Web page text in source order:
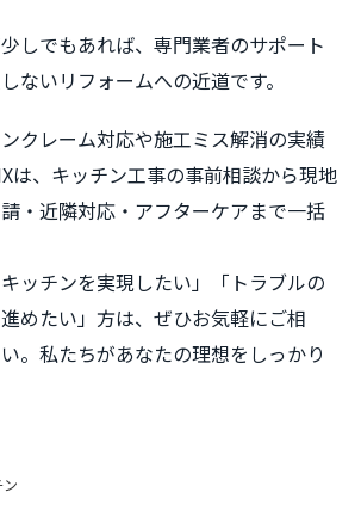
しでもあれば、専門業者のサポート
ないリフォームへの近道です。
クレーム対応や施工ミス解消の実績
は、キッチン工事の事前相談から現地
・近隣対応・アフターケアまで一括
キッチンを実現したい」「トラブルの
めたい」方は、ぜひお気軽にご相
。私たちがあなたの理想をしっかり